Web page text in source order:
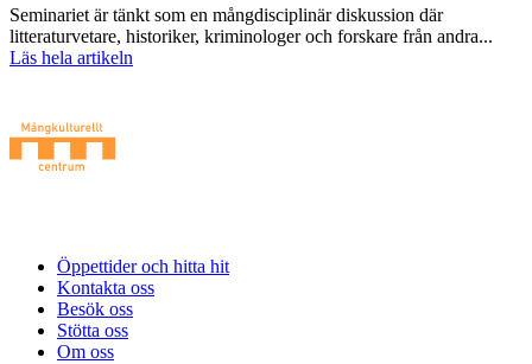
Seminariet är tänkt som en mångdisciplinär diskussion där
litteraturvetare, historiker, kriminologer och forskare från andra...
Läs hela artikeln
Öppettider och hitta hit
Kontakta oss
Besök oss
Stötta oss
Om oss